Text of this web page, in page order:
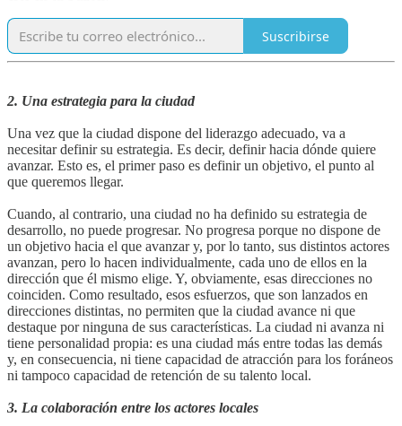
Suscribirse
2. Una estrategia para la ciudad
Una vez que la ciudad dispone del liderazgo adecuado, va a
necesitar definir su estrategia. Es decir, definir hacia dónde quiere
avanzar. Esto es, el primer paso es definir un objetivo, el punto al
que queremos llegar.
Cuando, al contrario, una ciudad no ha definido su estrategia de
desarrollo, no puede progresar. No progresa porque no dispone de
un objetivo hacia el que avanzar y, por lo tanto, sus distintos actores
avanzan, pero lo hacen individualmente, cada uno de ellos en la
dirección que él mismo elige. Y, obviamente, esas direcciones no
coinciden. Como resultado, esos esfuerzos, que son lanzados en
direcciones distintas, no permiten que la ciudad avance ni que
destaque por ninguna de sus características. La ciudad ni avanza ni
tiene personalidad propia: es una ciudad más entre todas las demás
y, en consecuencia, ni tiene capacidad de atracción para los foráneos
ni tampoco capacidad de retención de su talento local.
3. La colaboración entre los actores locales